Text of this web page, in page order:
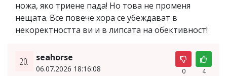
ножа, яко триене пада! Но това не променя
нещата. Все повече хора се убеждават в
некоректността ви и в липсата на обективност!
20. seahorse
06.07.2026 18:16:08 0 4